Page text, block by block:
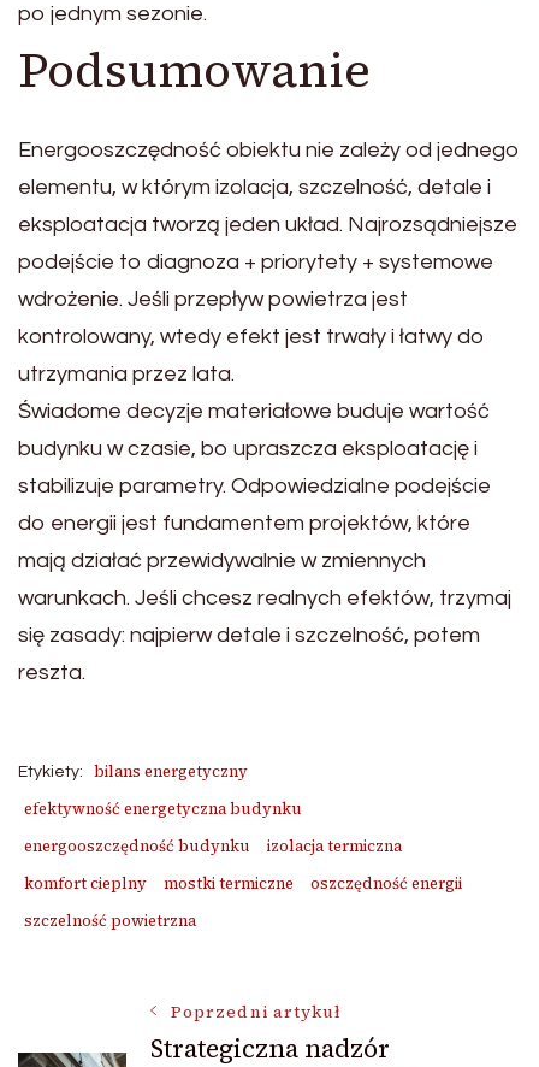
po jednym sezonie.
Podsumowanie
Energooszczędność obiektu nie zależy od jednego
elementu, w którym izolacja, szczelność, detale i
eksploatacja tworzą jeden układ. Najrozsądniejsze
podejście to diagnoza + priorytety + systemowe
wdrożenie. Jeśli przepływ powietrza jest
kontrolowany, wtedy efekt jest trwały i łatwy do
utrzymania przez lata.
Świadome decyzje materiałowe buduje wartość
budynku w czasie, bo upraszcza eksploatację i
stabilizuje parametry. Odpowiedzialne podejście
do energii jest fundamentem projektów, które
mają działać przewidywalnie w zmiennych
warunkach. Jeśli chcesz realnych efektów, trzymaj
się zasady: najpierw detale i szczelność, potem
reszta.
Etykiety:
bilans energetyczny
efektywność energetyczna budynku
energooszczędność budynku
izolacja termiczna
komfort cieplny
mostki termiczne
oszczędność energii
szczelność powietrzna
NawigacjaPoprzedni artykuł
Strategiczna nadzór